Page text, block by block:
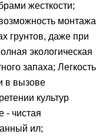
жесткости;
монтажа
грунтов, даже при
экологическая
запаха; Легкость
в вызове
культур
- чистая
ил;